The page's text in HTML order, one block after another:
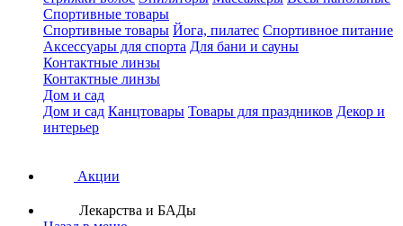
Спортивные товары
Спортивные товары Йога, пилатес Спортивное питание
Аксессуары для спорта Для бани и сауны
Контактные линзы
Контактные линзы
Дом и сад
Дом и сад Канцтовары Товары для праздников Декор и
интерьер
Акции
Лекарства и БАДы